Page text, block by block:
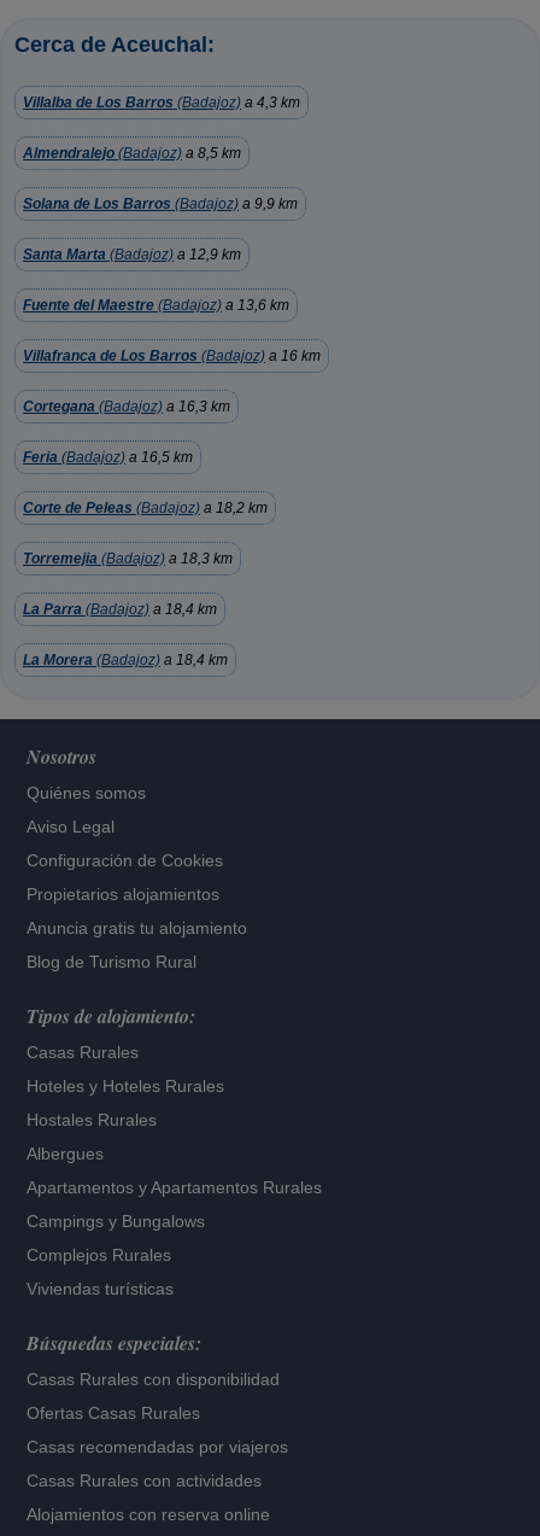
Cerca de Aceuchal:
Villalba de Los Barros (Badajoz) a 4,3 km
Almendralejo (Badajoz) a 8,5 km
Solana de Los Barros (Badajoz) a 9,9 km
Santa Marta (Badajoz) a 12,9 km
Fuente del Maestre (Badajoz) a 13,6 km
Villafranca de Los Barros (Badajoz) a 16 km
Cortegana (Badajoz) a 16,3 km
Feria (Badajoz) a 16,5 km
Corte de Peleas (Badajoz) a 18,2 km
Torremejia (Badajoz) a 18,3 km
La Parra (Badajoz) a 18,4 km
La Morera (Badajoz) a 18,4 km
Nosotros
Quiénes somos
Aviso Legal
Configuración de Cookies
Propietarios alojamientos
Anuncia gratis tu alojamiento
Blog de Turismo Rural
Tipos de alojamiento:
Casas Rurales
Hoteles y Hoteles Rurales
Hostales Rurales
Albergues
Apartamentos yApartamentos Rurales
Campings y Bungalows
Complejos Rurales
Viviendas turísticas
Búsquedas especiales:
Casas Rurales con disponibilidad
Ofertas Casas Rurales
Casas recomendadas por viajeros
Casas Rurales con actividades
Alojamientos con reserva online